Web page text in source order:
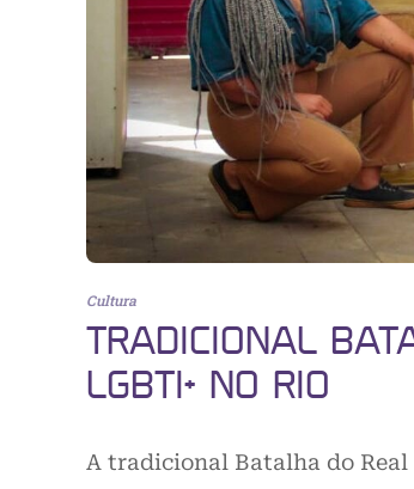
Cultura
TRADICIONAL
LGBTI+ NO RIO
A tradicional Batalha do Real